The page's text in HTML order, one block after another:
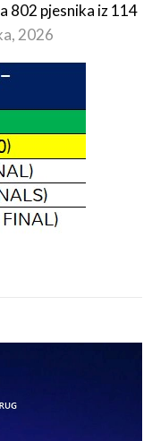
802 pjesnika iz 114
2026